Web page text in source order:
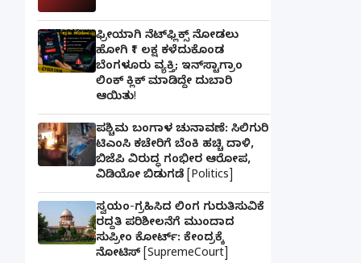
ಫ್ರೀಯಾಗಿ ನೆಟ್‌ಫ್ಲಿಕ್ಸ್ ನೋಡಲು
ಹೋಗಿ ₹1 ಲಕ್ಷ ಕಳೆದುಕೊಂಡ
ಬೆಂಗಳೂರು ವ್ಯಕ್ತಿ; ಇನ್‌ಸ್ಟಾಗ್ರಾಂ
ಲಿಂಕ್ ಕ್ಲಿಕ್ ಮಾಡಿದ್ದೇ ದುಬಾರಿ
ಆಯಿತು!
ಪಶ್ಚಿಮ ಬಂಗಾಳ ಚುನಾವಣೆ: ಸಿಲಿಗುರಿ
ಟಿಎಂಸಿ ಕಚೇರಿಗೆ ಬೆಂಕಿ ಹಚ್ಚಿ ದಾಳಿ,
ಬಿಜೆಪಿ ವಿರುದ್ಧ ಗಂಭೀರ ಆರೋಪ,
ವಿಡಿಯೋ ಬಿಡುಗಡೆ [Politics]
ಸ್ವಯಂ-ಗ್ರಹಿಸಿದ ಲಿಂಗ ಗುರುತಿಸುವಿಕೆ
ರದ್ದತಿ ಪರಿಶೀಲನೆಗೆ ಮುಂದಾದ
ಸುಪ್ರೀಂ ಕೋರ್ಟ್: ಕೇಂದ್ರಕ್ಕೆ
ನೋಟಿಸ್ [SupremeCourt]